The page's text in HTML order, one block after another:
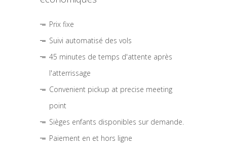
Prix fixe
Suivi automatisé des vols
45 minutes de temps d'attente après
l'atterrissage
Convenient pickup at precise meeting
point
Sièges enfants disponibles sur demande.
Paiement en et hors ligne